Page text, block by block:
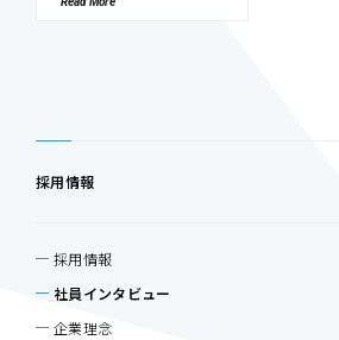
採用情報
採用情報
社員インタビュー
企業理念